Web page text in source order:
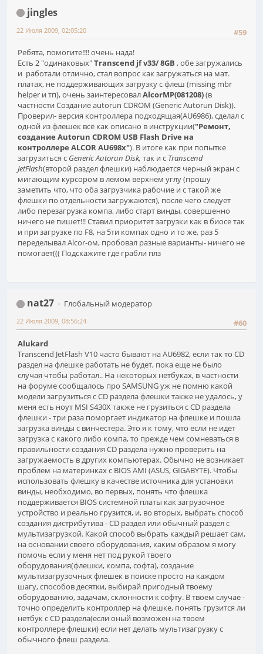
jingles
#59
22 Июля 2009, 02:05:20
Ребята, помогите!!!! очень нада!
Есть 2 "одинаковых"Transcend jf v33/ 8GB , обе загружались
и работали отлично, стал вопрос как загружаться на мат.
платах, не поддерживающих загрузку с флеш (missing mbr
helper и тп), очень заинтересовалAlcorMP(081208)(в
частности Создание autorun CDROM (Generic Autorun Disk)).
Проверил- версия контроллера подходящая(AU6986), сделал с
одной из флешек всё как описано в инструкции("Ремонт,
создание Autorun CDROM USB Flash Drive на
контроллере ALCOR AU698x"). В итоге как при попытке
загрузиться с Generic Autorun Disk, так и с Transcend
JetFlash(второй раздел флешки) наблюдается черный экран с
мигающим курсором в лемом верхнем углу (прошу
заметить что, что оба загрузчика рабочие и с такой же
флешки по отдельности загружаются), после чего следует
либо перезагрузка компа, либо старт винды, совершенно
ничего не пишет!!! Ставил приоритет загрузки как в биосе так
и при загрузке по F8, на 5ти компах одно и то же, раз 5
переделывал Alcor-ом, пробовал разные варианты- ничего не
помогает((( Подскажите где грабли плз
nat27
Глобальный модератор
#60
22 Июля 2009, 08:56:24
Alukard
Transcend JetFlash V10 часто бывают на AU6982, если так то CD
раздел на флешке работать не будет, пока еще не было
случая чтобы работал.. На некоторых нетбуках, в частности
на форуме сообщалось про SAMSUNG уж не помню какой
модели загрузиться с CD раздела флешки также не удалось, у
меня есть ноут MSI S430X также не грузиться с CD раздела
флешки - три раза поморгает индикатор на флешке и пошла
загрузка винды с винчестера. Это я к тому, что если не идет
загрузка с какого либо компа, то прежде чем сомневаться в
правильности создания CD раздела нужно проверить на
загружаемость в других компьютерах. Обычно не возникает
проблем на материнках с BIOS AMI (ASUS, GIGABYTE). Чтобы
использовать флешку в качестве источника для установки
винды, необходимо, во первых, понять что флешка
поддерживается BIOS системной платы как загрузочное
устройство и реально грузится, и, во вторых, выбрать способ
создания дистрибутива - CD раздел или обычный раздел с
мультизагрузкой. Какой способ выбрать каждый решает сам,
на основании своего оборудования, каким образом я могу
помочь если у меня нет под рукой твоего
оборудования(флешки, компа, софта), создание
мультизагрузочных флешек в поиске просто на каждом
шагу, способов десятки, выбирай пригодный твоему
оборудованию, задачам, склонности к софту. В твоем случае -
точно определить контроллер на флешке, понять грузится ли
нетбук с CD раздела(если оный возможен на твоем
контроллере флешки) если нет делать мультизагрузку с
обычного флеш раздела.